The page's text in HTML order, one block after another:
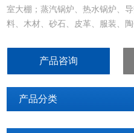
室大棚；蒸汽锅炉、热水锅炉、
料、木材、砂石、皮革、服装、
产品咨询
产品分类